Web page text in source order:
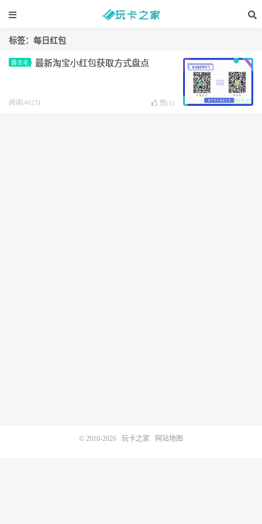
标签：每日红包
薅羊毛 最新淘宝小红包获取方式盘点
阅读(4623) 赞(1 )
© 2010-2026 玩卡之家 网站地图